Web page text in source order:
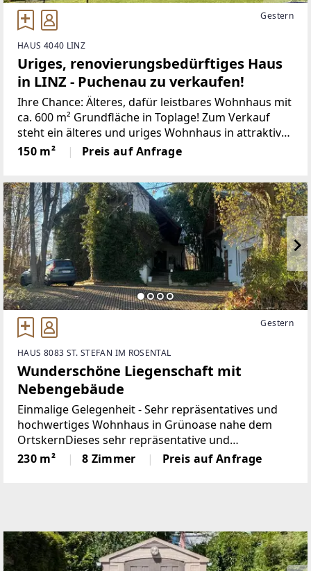
Gestern
HAUS 4040 LINZ
Uriges, renovierungsbedürftiges Haus
in LINZ - Puchenau zu verkaufen!
Ihre Chance: Älteres, dafür leistbares Wohnhaus mit
ca. 600 m² Grundfläche in Toplage! Zum Verkauf
steht ein älteres und uriges Wohnhaus in attraktiver
Lage in Linz-Puchenau. Die Immobilie ist stark
renovierungsbedürftig und bietet viel Potenzial
150 m² Preis auf Anfrage
Gestern
HAUS 8083 ST. STEFAN IM ROSENTAL
Wunderschöne Liegenschaft mit
Nebengebäude
Einmalige Gelegenheit - Sehr repräsentatives und
hochwertiges Wohnhaus in Grünoase nahe dem
OrtskernDieses sehr repräsentative und
hochwertige Einfamilienhaus liegt mitten in der
Zukunftsregion Vulkanland / Südoststeiermark. Die
230 m² 8 Zimmer Preis auf Anfrage